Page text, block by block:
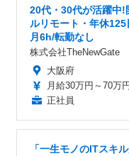
20代・30代が活躍中!
ルリモート・年休
月6h/転勤なし
株式会社TheNewGate
大阪府
月給30万円～70万円
正社員
「一生モノのITスキ